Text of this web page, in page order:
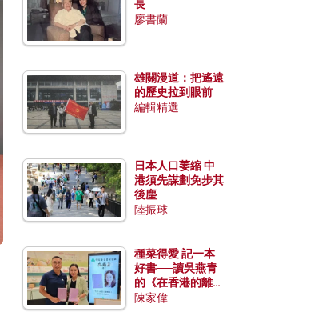
長
廖書蘭
雄關漫道：把遙遠
的歷史拉到眼前
編輯精選
日本人口萎縮 中
港須先謀劃免步其
後塵
陸振球
種菜得愛 記一本
好書──讀吳燕青
的《在香港的離島
種菜》
陳家偉